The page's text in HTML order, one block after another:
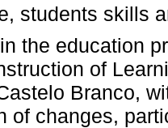
students skills
the education
of
Branco,
of changes,